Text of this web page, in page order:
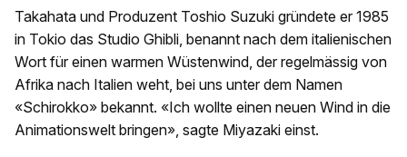
Takahata und Produzent Toshio Suzuki gründete er 1985
in Tokio das Studio Ghibli, benannt nach dem italienischen
Wort für einen warmen Wüstenwind, der regelmässig von
Afrika nach Italien weht, bei uns unter dem Namen
«Schirokko» bekannt. «Ich wollte einen neuen Wind in die
Animationswelt bringen», sagte Miyazaki einst.